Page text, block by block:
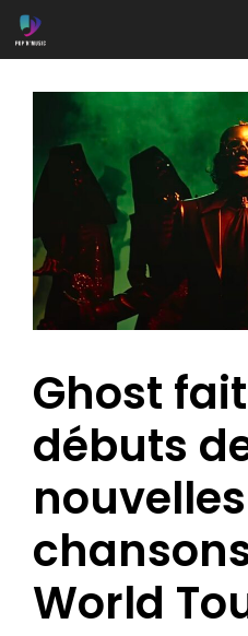
Aller
au
Ghost
débuts
nouvelles
World